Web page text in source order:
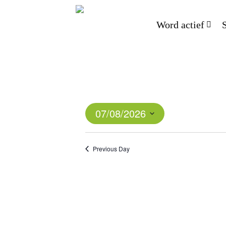
Word actief
07/08/2026
Select
Previous Day